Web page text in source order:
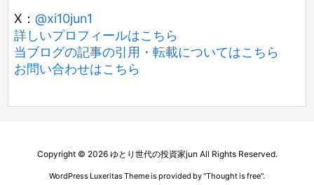
X： @xi10jun1
詳しいプロフィールはこちら
当ブログの記事の引用・転載についてはこちら
お問い合わせはこちら
Copyright © 2026 ゆとり世代の投資家jun All Rights Reserved.
WordPress Luxeritas Theme is provided by "Thought is free".